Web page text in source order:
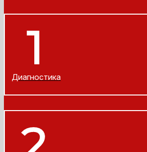
Диагностика